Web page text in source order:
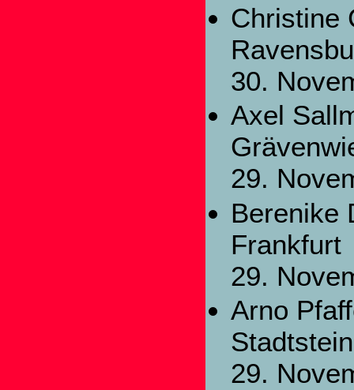
Christine
30.
Axel
29.
Berenike
Frankfurt
29.
Arno
29.